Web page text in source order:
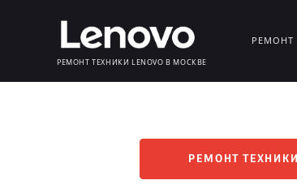
РЕМОНТ ТЕХНИКИ LENOVO В МОСКВЕ
РЕМОНТ
РЕМОНТ ТЕХНИКИ